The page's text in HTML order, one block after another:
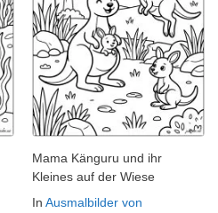
Mama Känguru und ihr
Kleines auf der Wiese
In Ausmalbilder von